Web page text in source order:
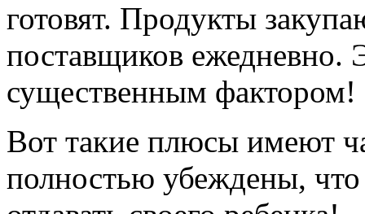
готовят. Продукты
поставщиков ежедневно.
существенным фактором!
Вот такие плюсы имеют
полностью убеждены,